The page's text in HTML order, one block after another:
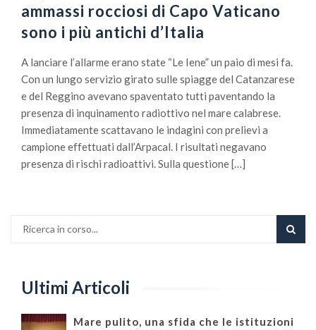
ammassi rocciosi di Capo Vaticano
sono i più antichi d’Italia
A lanciare l’allarme erano state “Le Iene” un paio di mesi fa.
Con un lungo servizio girato sulle spiagge del Catanzarese
e del Reggino avevano spaventato tutti paventando la
presenza di inquinamento radiottivo nel mare calabrese.
Immediatamente scattavano le indagini con prelievi a
campione effettuati dall’Arpacal. I risultati negavano
presenza di rischi radioattivi. Sulla questione […]
Ultimi Articoli
Mare pulito, una sfida che le istituzioni